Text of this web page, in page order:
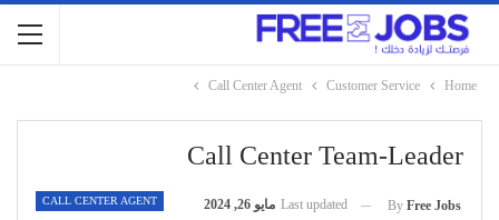
Home
Customer Service
Call Center Agent
Call Center Team-Leader
CALL CENTER AGENT By Free Jobs
Last updated مايو 26, 2024